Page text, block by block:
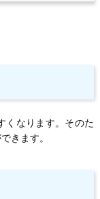
くなります。そのた
きます。